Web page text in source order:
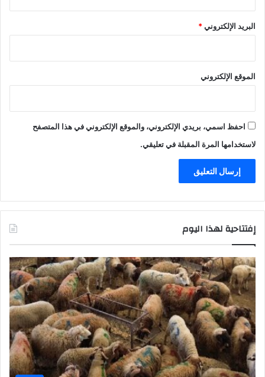
البريد الإلكتروني*
الموقع الإلكتروني
احفظ اسمي، بريدي الإلكتروني، والموقع الإلكتروني في هذا المتصفح
لاستخدامها المرة المقبلة في تعليقي.
إفتتاحية لهذا اليوم